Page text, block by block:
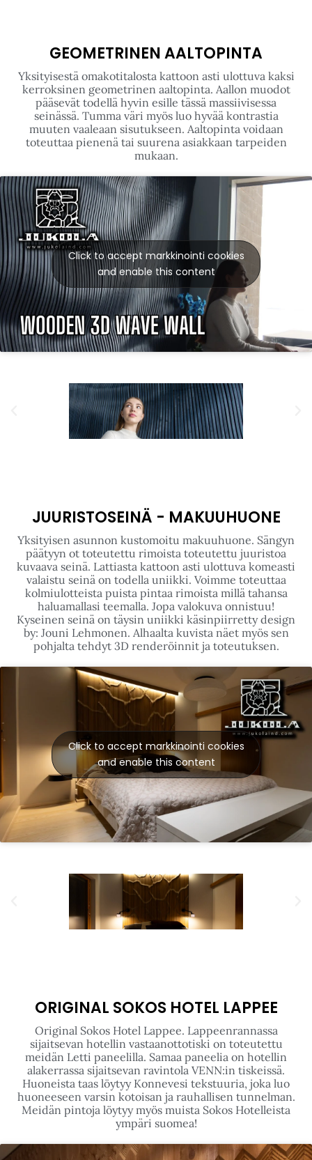
GEOMETRINEN AALTOPINTA
Yksityisestä omakotitalosta kattoon asti ulottuva kaksi
kerroksinen geometrinen aaltopinta. Aallon muodot
pääsevät todellä hyvin esille tässä massiivisessa
seinässä. Tumma väri myös luo hyvää kontrastia
muuten vaaleaan sisutukseen. Aaltopinta voidaan
toteuttaa pienenä tai suurena asiakkaan tarpeiden
mukaan.
Click to accept markkinointi cookies
JUURISTOSEINÄ - MAKUUHUONE
Yksityisen asunnon kustomoitu makuuhuone. Sängyn
päätyyn ot toteutettu rimoista toteutettu juuristoa
kuvaava seinä. Lattiasta kattoon asti ulottuva komeasti
valaistu seinä on todella uniikki. Voimme toteuttaa
kolmiulotteista puista pintaa rimoista millä tahansa
haluamallasi teemalla. Jopa valokuva onnistuu!
Kyseinen seinä on täysin uniikki käsinpiirretty design
by: Jouni Lehmonen. Alhaalta kuvista näet myös sen
pohjalta tehdyt 3D renderöinnit ja toteutuksen.
Click to accept markkinointi cookies